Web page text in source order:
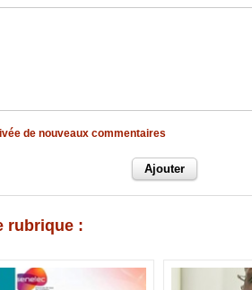
de nouveaux commentaires
rubrique :